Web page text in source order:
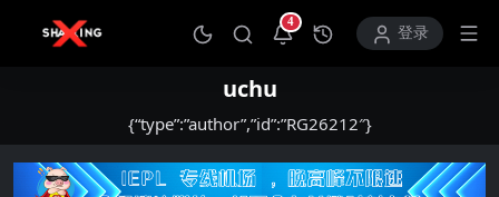
4
打开通知中心登录
uchu
{“type”:”author”,”id”:”RG26212″}